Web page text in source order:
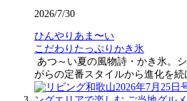
2026/7/30
ひんやりあま〜い
こだわりたっぷりかき氷
あつ～い夏の風物詩・かき氷。
がらの定番スタイルから進化を